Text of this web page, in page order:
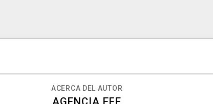
ACERCA DEL AUTOR
AGENCIA EFE